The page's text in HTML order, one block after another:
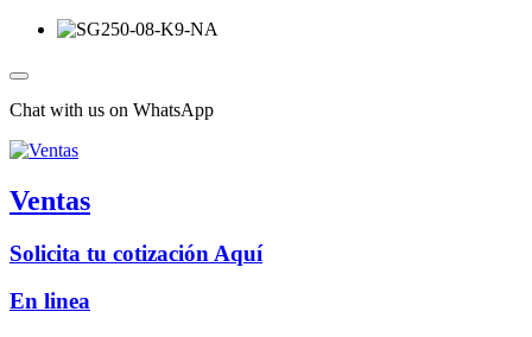
Chat with us on WhatsApp
Ventas
Solicita tu cotización Aquí
En linea